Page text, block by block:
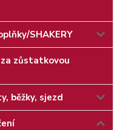
SHAKERY
za zůstatkovou
běžky, sjezd